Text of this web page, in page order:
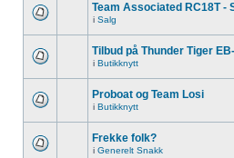
Team Associated RC18T -
i Salg
Tilbud på Thunder Tiger
i Butikknytt
Proboat og Team Losi
i Butikknytt
Frekke folk?
i Generelt Snakk